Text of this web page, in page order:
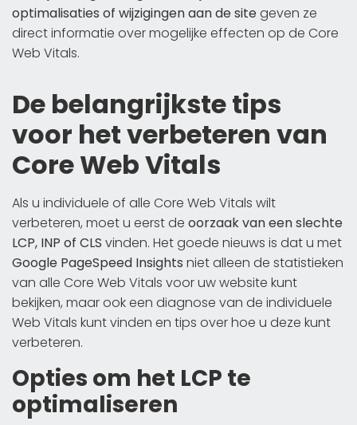
optimalisaties of wijzigingen aan de sitegeven ze
direct informatie over mogelijke effecten op de Core
Web Vitals.
De belangrijkste tips
voor het verbeteren van
Core Web Vitals
Als u individuele of alle Core Web Vitals wilt
verbeteren, moet u eerst de oorzaak van een slechte
LCP, INP of CLS vinden. Het goede nieuws is dat u met
Google PageSpeed Insights niet alleen de statistieken
van alle Core Web Vitals voor uw website kunt
bekijken, maar ook een diagnose van de individuele
Web Vitals kunt vinden en tips over hoe u deze kunt
verbeteren.
Opties om het LCP te
optimaliseren